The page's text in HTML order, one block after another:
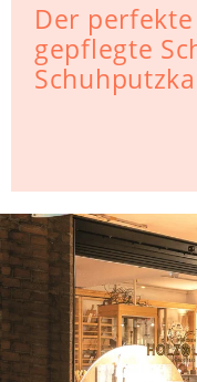
Der
gepflegte